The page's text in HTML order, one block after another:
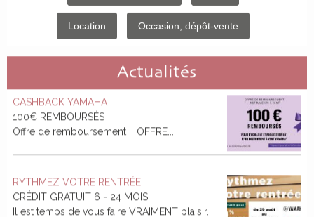
Location Occasion, dépôt-vente
Actualités
CASHBACK YAMAHA
100€ REMBOURSÉS
Offre de remboursement ! OFFRE...
RYTHMEZ VOTRE RENTRÉE
CRÉDIT GRATUIT 6 - 24 MOIS
Il est temps de vous faire VRAIMENT plaisir...